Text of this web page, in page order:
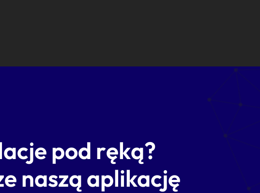
pod ręką?
naszą aplikację